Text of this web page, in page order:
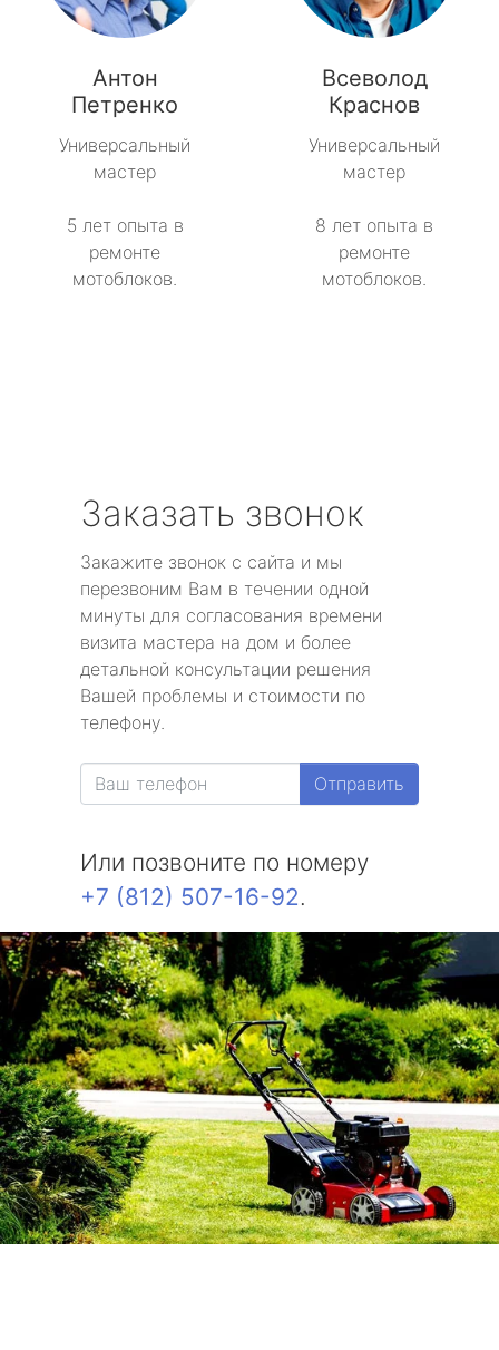
Антон
Петренко
Универсальный
мастер
5 лет опыта в
ремонте
мотоблоков.
Всеволод
Краснов
Универсальный
мастер
8 лет опыта в
ремонте
мотоблоков.
Заказать звонок
Закажите звонок с сайта и мы
перезвоним Вам в течении одной
минуты для согласования времени
визита мастера на дом и более
детальной консультации решения
Вашей проблемы и стоимости по
телефону.
Отправить
Или позвоните по номеру
+7 (812) 507-16-92.